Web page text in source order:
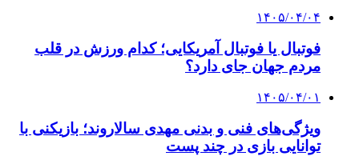
۱۴۰۵/۰۴/۰۴
فوتبال یا فوتبال آمریکایی؛ کدام ورزش در قلب
مردم جهان جای دارد؟
۱۴۰۵/۰۴/۰۱
ویژگی‌های فنی و بدنی مهدی سالاروند؛ بازیکنی با
توانایی بازی در چند پست